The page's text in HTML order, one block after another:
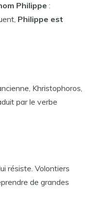
Philippe :
Philippe est
Khristophoros,
par le verbe
résiste. Volontiers
de grandes